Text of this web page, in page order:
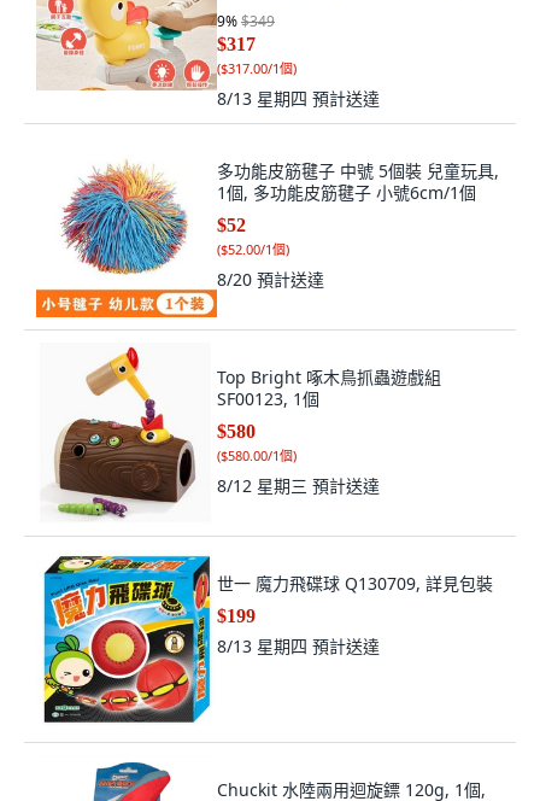
9%$349
$317
($317.00/1個)
8/13 星期四 預計送達
多功能皮筋毽子 中號 5個裝 兒童玩具,
1個, 多功能皮筋毽子 小號6cm/1個
$52
($52.00/1個)
8/20 預計送達
Top Bright 啄木鳥抓蟲遊戲組
SF00123, 1個
$580
($580.00/1個)
8/12 星期三 預計送達
世一 魔力飛碟球 Q130709, 詳見包裝
$199
8/13 星期四 預計送達
Chuckit 水陸兩用迴旋鏢 120g, 1個,